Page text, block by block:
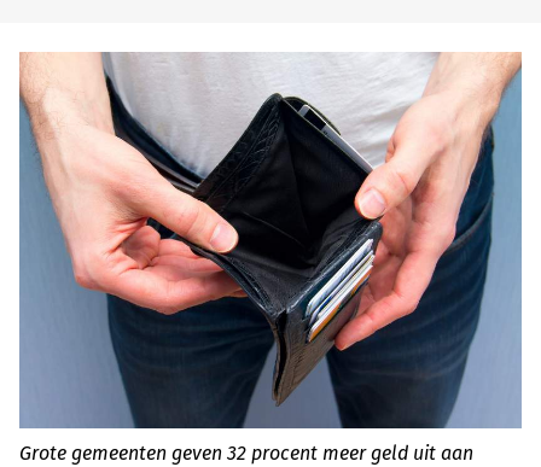
Grote gemeenten geven 32 procent meer geld uit aan